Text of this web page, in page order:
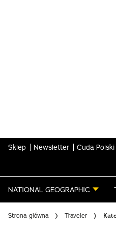
Sklep Newsletter Cuda Polski
NATIONAL GEOGRAPHIC
Strona główna Traveler